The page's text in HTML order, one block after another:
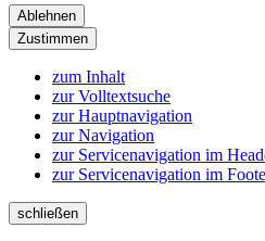
Ablehnen
Zustimmen
zum Inhalt
zur Volltextsuche
zur Hauptnavigation
zur Navigation
zur Servicenavigation im
zur Servicenavigation im
schließen